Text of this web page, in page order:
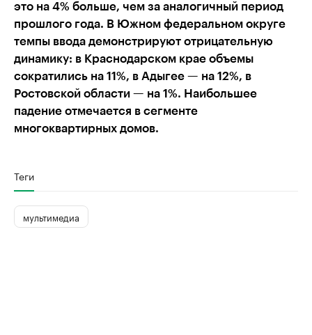
это на 4% больше, чем за аналогичный период
прошлого года. В Южном федеральном округе
темпы ввода демонстрируют отрицательную
динамику: в Краснодарском крае объемы
сократились на 11%, в Адыгее — на 12%, в
Ростовской области — на 1%. Наибольшее
падение отмечается в сегменте
многоквартирных домов.
Теги
мультимедиа